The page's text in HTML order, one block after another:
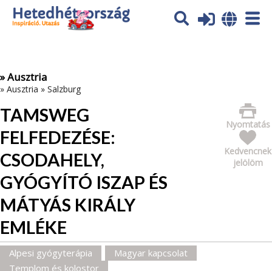
Az oldal sütiket (cookies) használ. További tájékoztatás itt:
Adatvédelmi tájékoztató
» Ausztria
» Ausztria » Salzburg
TAMSWEG
FELFEDEZÉSE:
CSODAHELY,
GYÓGYÍTÓ ISZAP ÉS
MÁTYÁS KIRÁLY
EMLÉKE
Nyomtatás
Kedvencnek
jelölöm
Alpesi gyógyterápia
Magyar kapcsolat
Templom és kolostor